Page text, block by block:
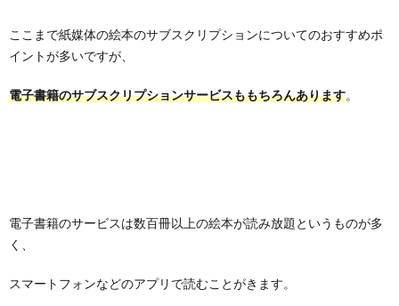
ここまで紙媒体の絵本のサブスクリプションについてのおすすめポ
イントが多いですが、
電子書籍のサブスクリプションサービスももちろんあります。
電子書籍のサービスは数百冊以上の絵本が読み放題というものが多
く、
スマートフォンなどのアプリで読むことがきます。